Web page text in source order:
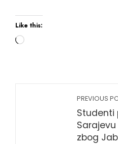
Like this:
PREVIOUS
Studenti
zbog